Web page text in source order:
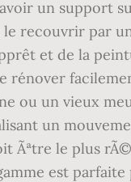
un support
le recouvrir par
et de la
rénover
ou un vieux
un
Ãªtre le plus
est